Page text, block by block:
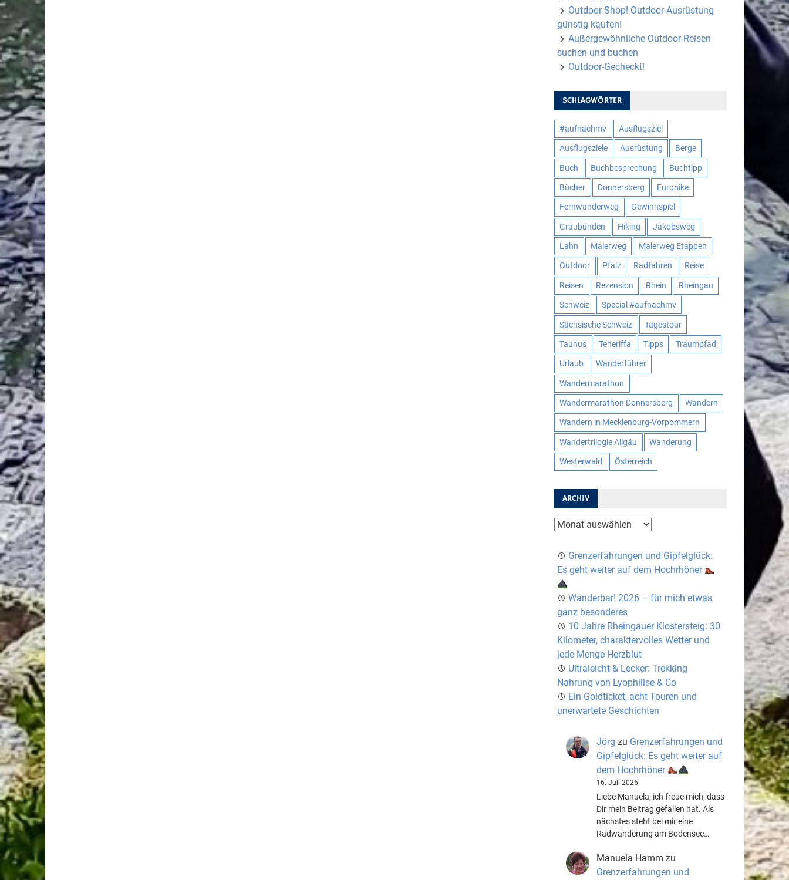
Outdoor-Shop! Outdoor-Ausrüstung
günstig kaufen!
Außergewöhnliche Outdoor-Reisen
suchen und buchen
Outdoor-Gecheckt!
SCHLAGWÖRTER
#aufnachmv Ausflugsziel
Ausflugsziele Ausrüstung Berge
Buch Buchbesprechung Buchtipp
Bücher Donnersberg Eurohike
Fernwanderweg Gewinnspiel
Graubünden Hiking Jakobsweg
Lahn Malerweg Malerweg Etappen
Outdoor Pfalz Radfahren Reise
Reisen Rezension Rhein Rheingau
Schweiz Special #aufnachmv
Sächsische Schweiz Tagestour
Taunus Teneriffa Tipps Traumpfad
Urlaub Wanderführer
Wandermarathon
Wandermarathon Donnersberg Wandern
Wandern in Mecklenburg-Vorpommern
Wandertrilogie Allgäu Wanderung
Westerwald Österreich
ARCHIV
Archiv
Grenzerfahrungen und Gipfelglück:
Es geht weiter auf dem Hochrhöner
Wanderbar! 2026 – für mich etwas
ganz besonderes
10 Jahre Rheingauer Klostersteig: 30
Kilometer, charaktervolles Wetter und
jede Menge Herzblut
Ultraleicht & Lecker: Trekking
Nahrung von Lyophilise & Co
Ein Goldticket, acht Touren und
unerwartete Geschichten
Jörg zu Grenzerfahrungen und
Gipfelglück: Es geht weiter auf
dem Hochrhöner
16. Juli 2026
Liebe Manuela, ich freue mich, dass
Dir mein Beitrag gefallen hat. Als
nächstes steht bei mir eine
Radwanderung am Bodensee…
Manuela Hamm zu
Grenzerfahrungen und